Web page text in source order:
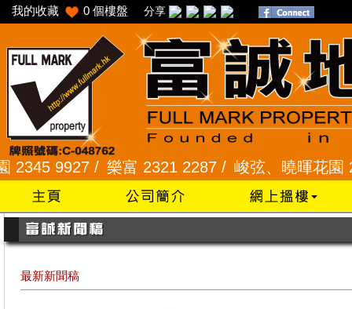
我的收藏 0 個樓盤 分享
/ 樂富 2321 2287 / 峻弦、曉暉花園 2345
最新新聞稿